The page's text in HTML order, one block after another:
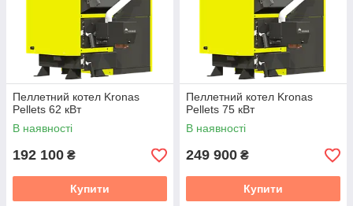
Пеллетний котел Kronas
Pellets 62 кВт
В наявності
192 100 ₴
Купити
Пеллетний котел Kronas
Pellets 75 кВт
В наявності
249 900 ₴
Купити